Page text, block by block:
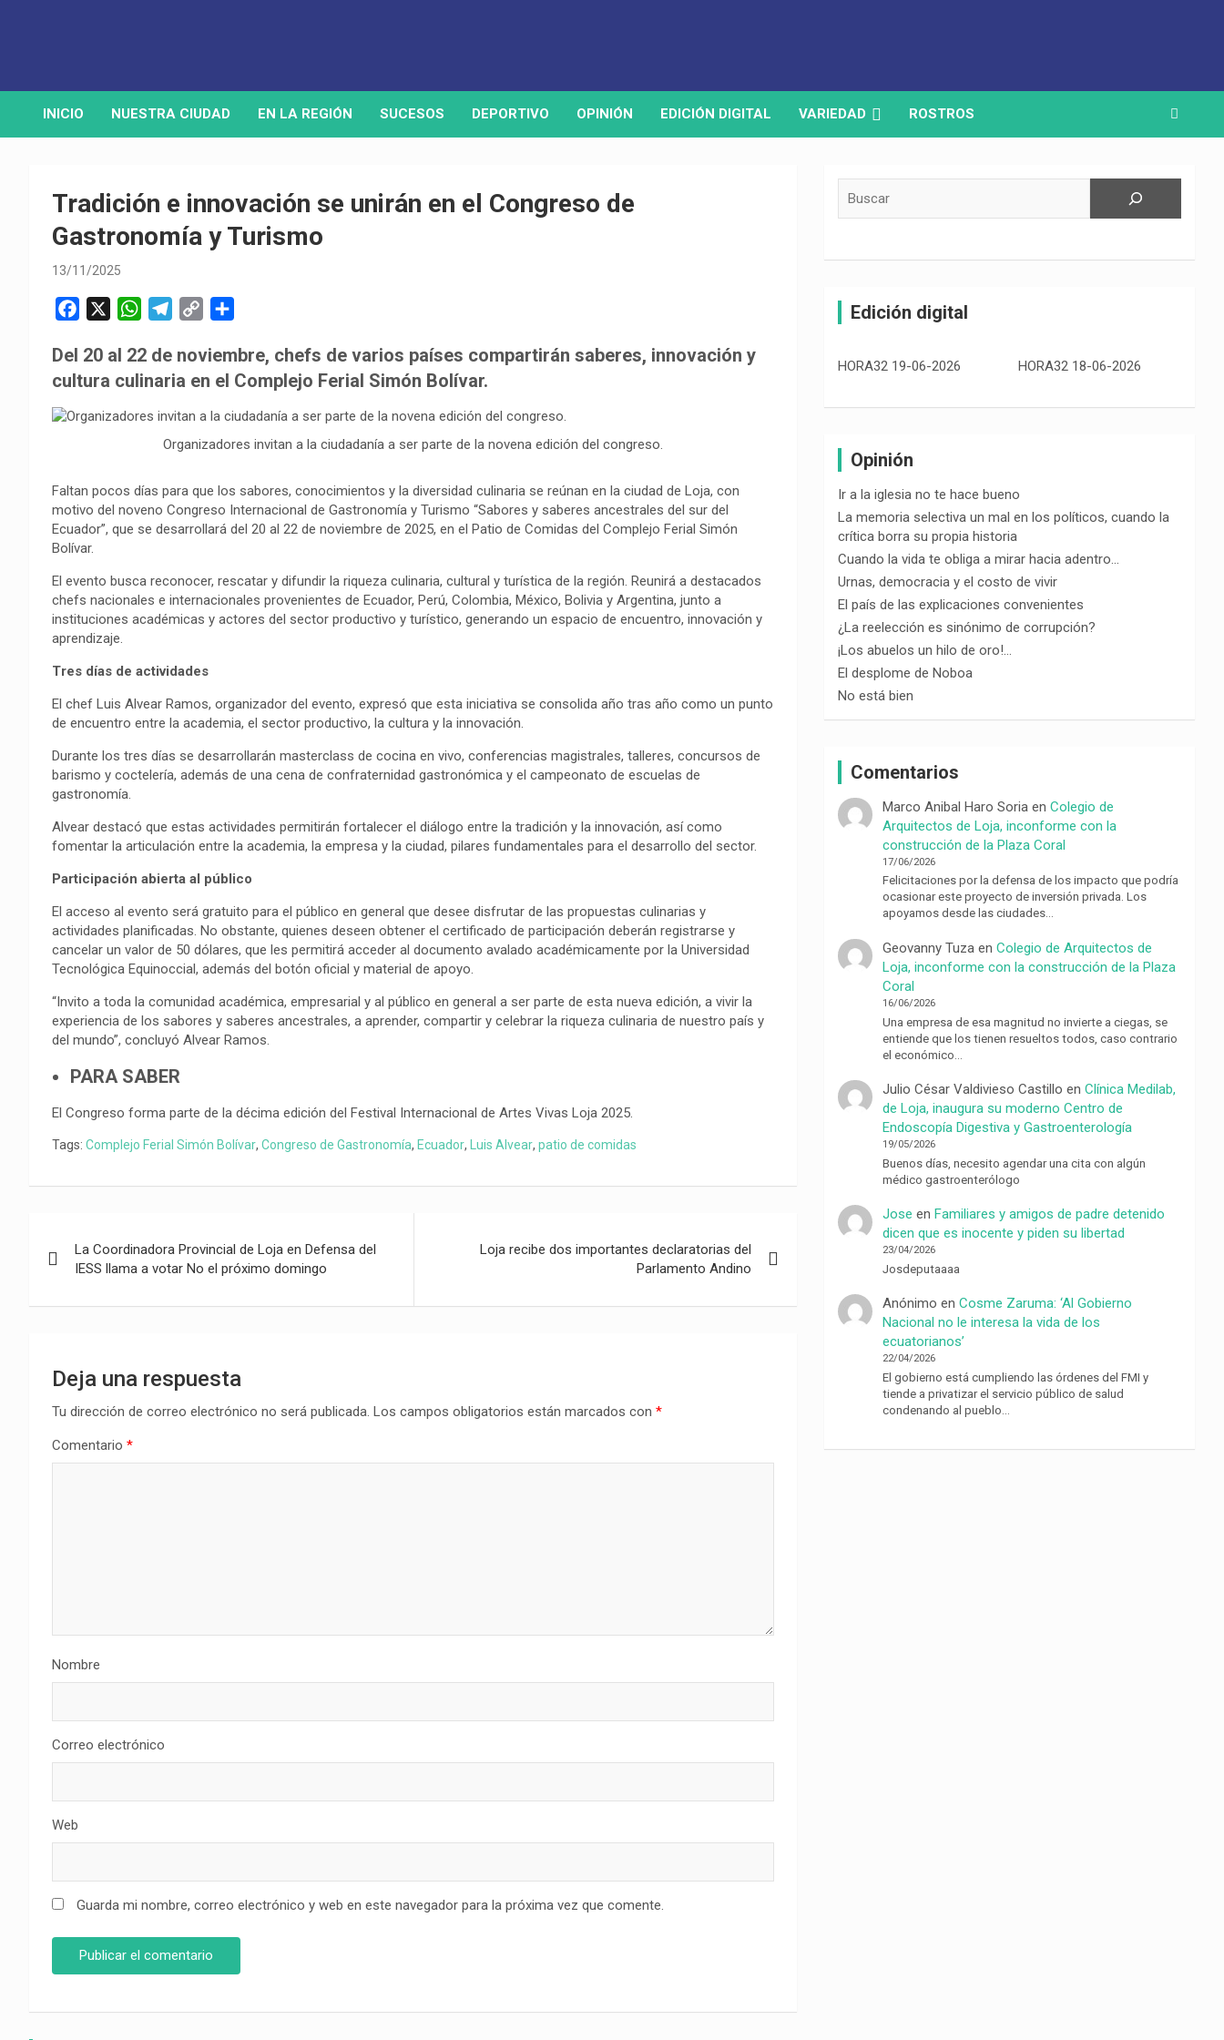
INICIO NUESTRA CIUDAD EN LA REGIÓN SUCESOS DEPORTIVO OPINIÓN EDICIÓN DIGITAL VARIEDAD ROSTROS
Tradición e innovación se unirán en el Congreso de
Gastronomía y Turismo
13/11/2025
c
e
o
W
a
t
A
e
r
a
p
y
i
n
m
p
r
t
r
Del 20 al 22 de noviembre, chefs de varios países compartirán saberes, innovación y
cultura culinaria en el Complejo Ferial Simón Bolívar.
Organizadores invitan a la ciudadanía a ser parte de la novena edición del congreso.
Faltan pocos días para que los sabores, conocimientos y la diversidad culinaria se reúnan en la ciudad de Loja, con
motivo del noveno Congreso Internacional de Gastronomía y Turismo “Sabores y saberes ancestrales del sur del
Ecuador”, que se desarrollará del 20 al 22 de noviembre de 2025, en el Patio de Comidas del Complejo Ferial Simón
Bolívar.
El evento busca reconocer, rescatar y difundir la riqueza culinaria, cultural y turística de la región. Reunirá a destacados
chefs nacionales e internacionales provenientes de Ecuador, Perú, Colombia, México, Bolivia y Argentina, junto a
instituciones académicas y actores del sector productivo y turístico, generando un espacio de encuentro, innovación y
aprendizaje.
Tres días de actividades
El chef Luis Alvear Ramos, organizador del evento, expresó que esta iniciativa se consolida año tras año como un punto
de encuentro entre la academia, el sector productivo, la cultura y la innovación.
Durante los tres días se desarrollarán masterclass de cocina en vivo, conferencias magistrales, talleres, concursos de
barismo y coctelería, además de una cena de confraternidad gastronómica y el campeonato de escuelas de
gastronomía.
Alvear destacó que estas actividades permitirán fortalecer el diálogo entre la tradición y la innovación, así como
fomentar la articulación entre la academia, la empresa y la ciudad, pilares fundamentales para el desarrollo del sector.
Participación abierta al público
El acceso al evento será gratuito para el público en general que desee disfrutar de las propuestas culinarias y
actividades planificadas. No obstante, quienes deseen obtener el certificado de participación deberán registrarse y
cancelar un valor de 50 dólares, que les permitirá acceder al documento avalado académicamente por la Universidad
Tecnológica Equinoccial, además del botón oficial y material de apoyo.
“Invito a toda la comunidad académica, empresarial y al público en general a ser parte de esta nueva edición, a vivir la
experiencia de los sabores y saberes ancestrales, a aprender, compartir y celebrar la riqueza culinaria de nuestro país y
del mundo”, concluyó Alvear Ramos.
PARA SABER
El Congreso forma parte de la décima edición del Festival Internacional de Artes Vivas Loja 2025.
Tags: Complejo Ferial Simón Bolívar, Congreso de Gastronomía, Ecuador, Luis Alvear, patio de comidas
de
entradas
La Coordinadora Provincial de Loja en Defensa del
IESS llama a votar No el próximo domingo
Loja recibe dos importantes declaratorias del
Parlamento Andino
Deja una respuesta
Tu dirección de correo electrónico no será publicada. Los campos obligatorios están marcados con *
Comentario *
Nombre
Correo electrónico
Web
Guarda mi nombre, correo electrónico y web en este navegador para la próxima vez que comente.
Edición digital
HORA32 19-06-2026 HORA32 18-06-2026
Opinión
Ir a la iglesia no te hace bueno
La memoria selectiva un mal en los políticos, cuando la
crítica borra su propia historia
Cuando la vida te obliga a mirar hacia adentro…
Urnas, democracia y el costo de vivir
El país de las explicaciones convenientes
¿La reelección es sinónimo de corrupción?
¡Los abuelos un hilo de oro!…
El desplome de Noboa
No está bien
Comentarios
Marco Anibal Haro Soria enColegio de
Arquitectos de Loja, inconforme con la
construcción de la Plaza Coral
17/06/2026
Felicitaciones por la defensa de los impacto que podría
ocasionar este proyecto de inversión privada. Los
apoyamos desde las ciudades…
Geovanny Tuza enColegio de Arquitectos de
Loja, inconforme con la construcción de la Plaza
Coral
16/06/2026
Una empresa de esa magnitud no invierte a ciegas, se
entiende que los tienen resueltos todos, caso contrario
el económico…
Julio César Valdivieso Castillo enClínica Medilab,
de Loja, inaugura su moderno Centro de
Endoscopía Digestiva y Gastroenterología
19/05/2026
Buenos días, necesito agendar una cita con algún
médico gastroenterólogo
Jose enFamiliares y amigos de padre detenido
dicen que es inocente y piden su libertad
23/04/2026
Josdeputaaaa
Anónimo enCosme Zaruma: ‘Al Gobierno
Nacional no le interesa la vida de los
ecuatorianos’
22/04/2026
El gobierno está cumpliendo las órdenes del FMI y
tiende a privatizar el servicio público de salud
condenando al pueblo…